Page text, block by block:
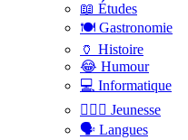
📖 Études
🍽️ Gastronomie
🏺 Histoire
😂 Humour
💻 Informatique
🤸🏽‍♀️ Jeunesse
🗣 Langues